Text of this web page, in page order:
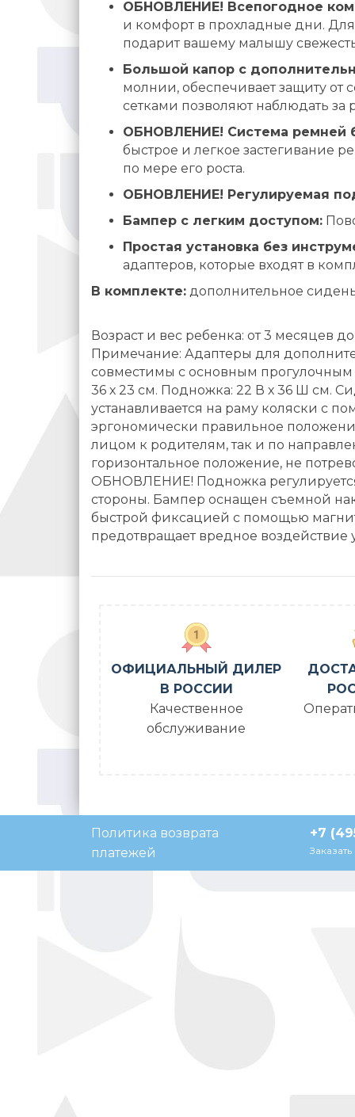
ОБНОВЛЕНИЕ! Всепогодное
и комфорт в прохладные дни. Для
подарит вашему малышу
Большой капор с
молнии, обеспечивает защиту от
сетками позволяют наблюдать
ОБНОВЛЕНИЕ! Система ремней
быстрое и легкое застегивание
по мере его роста.
ОБНОВЛЕНИЕ! Регулируемая
Бампер с легким доступом:
Простая установка без
адаптеров, которые входят в
В комплекте: дополнительное
Возраст и вес ребенка: от 3 месяцев
Примечание: Адаптеры для
совместимы с основным прогулочным
36 х 23 см. Подножка: 22 В х 36 Ш см.
устанавливается на раму коляски с
эргономически правильное
лицом к родителям, так и по
горизонтальное положение, не
ОБНОВЛЕНИЕ! Подножка
стороны. Бампер оснащен съемной
быстрой фиксацией с помощью
предотвращает вредное воздействие
ОФИЦИАЛЬНЫЙ ДИЛЕР
В РОССИИ
Качественное
обслуживание
Политика возврата
платежей
+7